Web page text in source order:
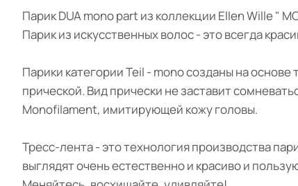
Парик DUA mono part из коллекции Ellen Wille "
Парик из искусственных волос - это всегда
Парики категории Teil - mono созданы на
прической. Вид прически не заставит
Monofilament, имитирующей кожу головы.
Тресс-лента - это технология производства
выглядят очень естественно и красиво и